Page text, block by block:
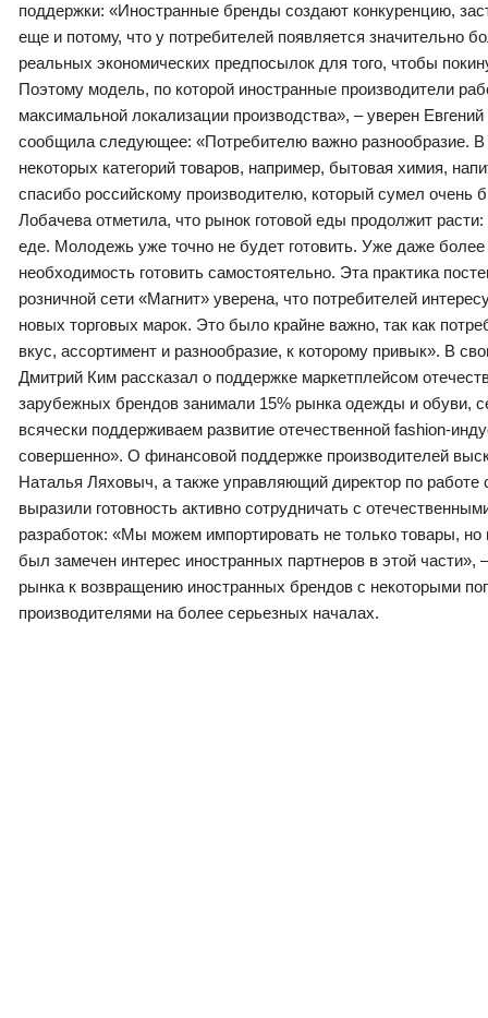
поддержки: «Иностранные бренды создают конкуренцию,
еще и потому, что у потребителей появляется
реальных экономических предпосылок для того, чтобы
Поэтому модель, по которой иностранные производители
максимальной локализации производства», – уверен
сообщила следующее: «Потребителю важно разнообразие.
некоторых категорий товаров, например, бытовая химия,
спасибо российскому производителю, который сумел очень
Лобачева отметила, что рынок готовой еды продолжит
еде. Молодежь уже точно не будет готовить. Уже даже более
необходимость готовить самостоятельно. Эта практика
розничной сети «Магнит» уверена, что потребителей
новых торговых марок. Это было крайне важно, так как
вкус, ассортимент и разнообразие, к которому привык». В
Дмитрий Ким рассказал о поддержке маркетплейсом
зарубежных брендов занимали 15% рынка одежды и обуви,
всячески поддерживаем развитие отечественной fashion-
совершенно». О финансовой поддержке производителей
Наталья Ляховыч, а также управляющий директор по
выразили готовность активно сотрудничать с
разработок: «Мы можем импортировать не только товары,
был замечен интерес иностранных партнеров в этой части»,
рынка к возвращению иностранных брендов с некоторыми
производителями на более серьезных началах.